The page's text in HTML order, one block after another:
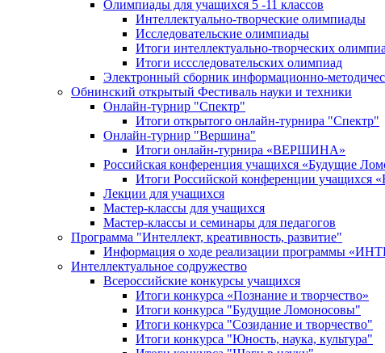
Олимпиады для учащихся 5 -11 классов
Интеллектуально-творческие олимпиады
Исследовательские олимпиады
Итоги интеллектуально-творческих
Итоги иссследовательских олимпиад
Электронный сборник информационно-
Обнинский открытый Фестиваль науки и техники
Онлайн-турнир "Спектр"
Итоги открытого онлайн-турнира "Спектр"
Онлайн-турнир "Вершина"
Итоги онлайн-турнира «ВЕРШИНА»
Российская конференция учащихся «Будущие
Итоги Российской конференции учащихся
Лекции для учащихся
Мастер-классы для учащихся
Мастер-классы и семинары для педагогов
Программа "Интеллект, креативность, развитие"
Информация о ходе реализации программы
Интеллектуальное содружество
Всероссийские конкурсы учащихся
Итоги конкурса «Познание и творчество»
Итоги конкурса "Будущие Ломоносовы"
Итоги конкурса "Созидание и творчество"
Итоги конкурса "Юность, наука, культура"